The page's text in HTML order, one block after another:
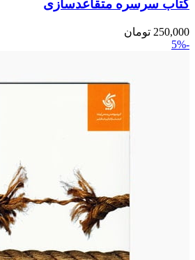
کتاب سرسره متقاعدسازی
250,000 تومان
-5%